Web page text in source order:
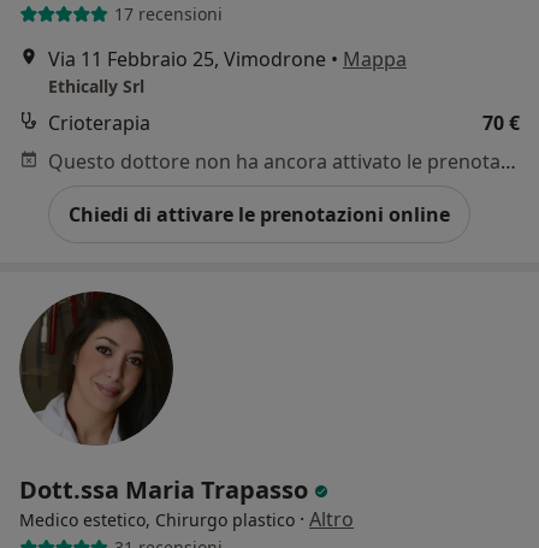
17 recensioni
Via 11 Febbraio 25, Vimodrone • Mappa
Ethically Srl
Crioterapia
70 €
Questo dottore non ha ancora attivato le prenotazioni online presso questo indirizzo.
Chiedi di attivare le prenotazioni online
Dott.ssa Maria Trapasso
Medico estetico, Chirurgo plastico · Altro